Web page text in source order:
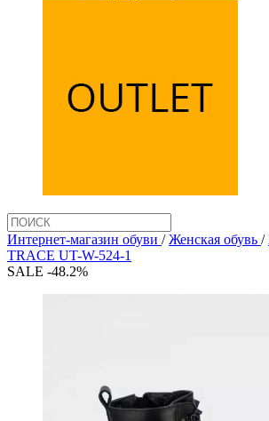
Интернет-магазин обуви /Женская обувь /
TRACE UT-W-524-1
SALE -48.2%